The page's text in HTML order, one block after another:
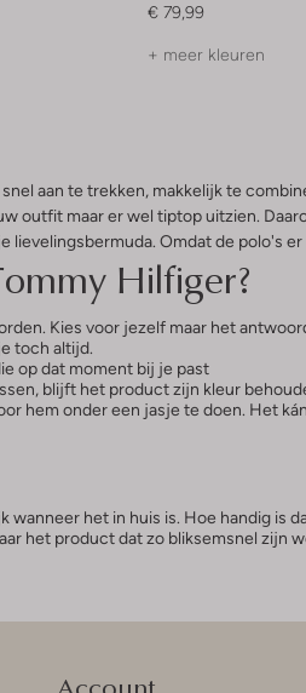
€ 79,99
+ meer kleuren
aan te trekken, makkelijk te
maar er wel tiptop uitzien.
Omdat de polo's
Hilfiger?
Kies voor jezelf maar het
toch altijd.
op dat moment bij je past
blijft het product zijn kleur
hem onder een jasje te doen. Het
het in huis is. Hoe handig is
het product dat zo bliksemsnel zijn